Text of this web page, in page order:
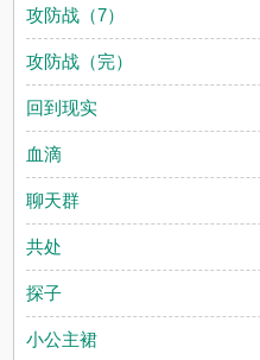
攻防战（7）
攻防战（完）
回到现实
血滴
聊天群
共处
探子
小公主裙